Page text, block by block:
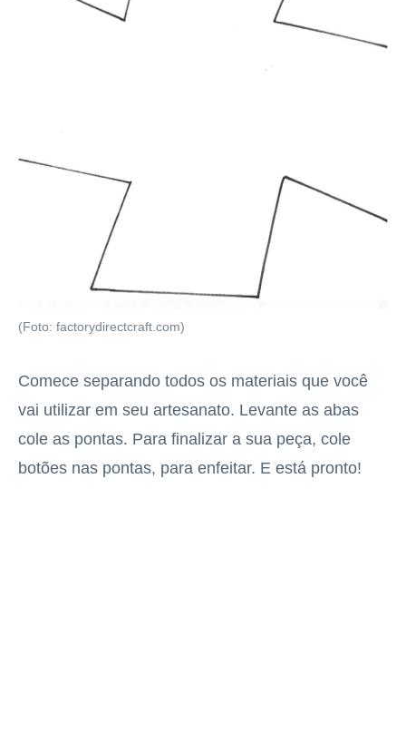
(Foto: factorydirectcraft.com)
Comece separando todos os materiais que você
vai utilizar em seu artesanato. Levante as abas
cole as pontas. Para finalizar a sua peça, cole
botões nas pontas, para enfeitar. E está pronto!